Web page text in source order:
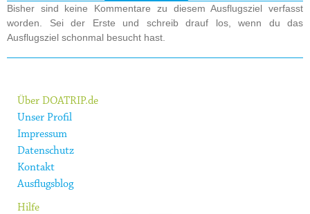
Bisher sind keine Kommentare zu diesem Ausflugsziel verfasst
worden. Sei der Erste und schreib drauf los, wenn du das
Ausflugsziel schonmal besucht hast.
Über DOATRIP.de
Unser Profil
Impressum
Datenschutz
Kontakt
Ausflugsblog
Hilfe